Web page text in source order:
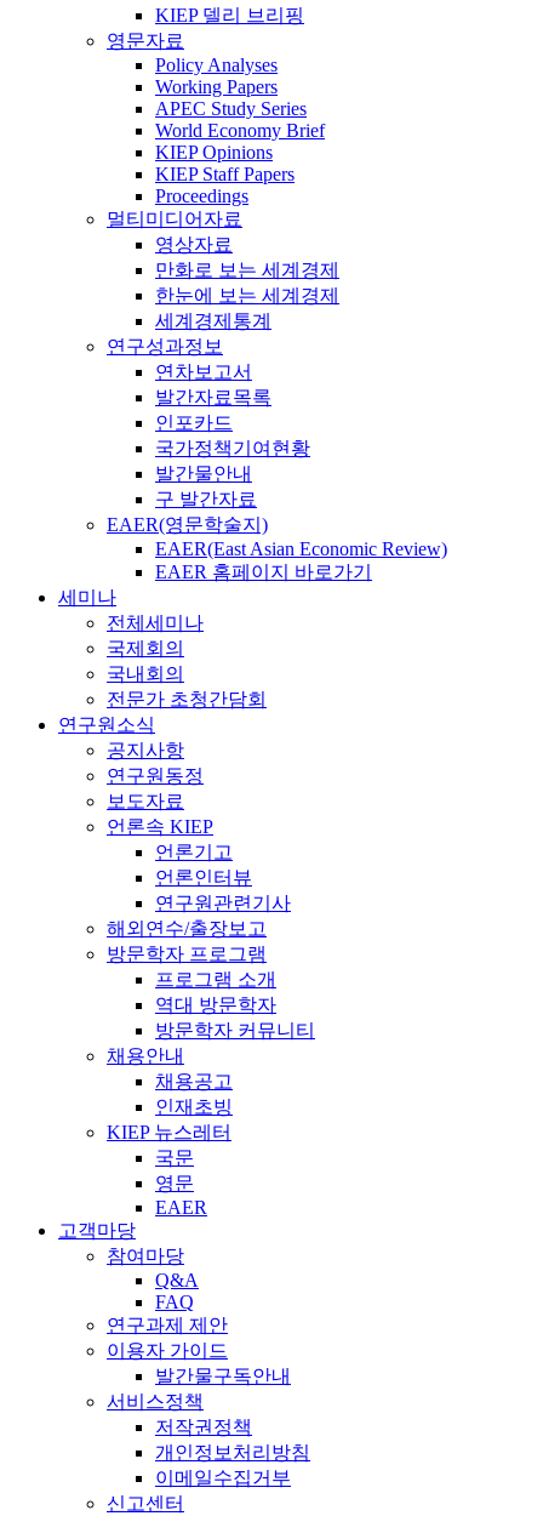
KIEP 델리 브리핑
영문자료
Policy Analyses
Working Papers
APEC Study Series
World Economy Brief
KIEP Opinions
KIEP Staff Papers
Proceedings
멀티미디어자료
영상자료
만화로 보는 세계경제
한눈에 보는 세계경제
세계경제통계
연구성과정보
연차보고서
발간자료목록
인포카드
국가정책기여현황
발간물안내
구 발간자료
EAER(영문학술지)
EAER(East Asian Economic Review)
EAER 홈페이지 바로가기
세미나
전체세미나
국제회의
국내회의
전문가 초청간담회
연구원소식
공지사항
연구원동정
보도자료
언론속 KIEP
언론기고
언론인터뷰
연구원관련기사
해외연수/출장보고
방문학자 프로그램
프로그램 소개
역대 방문학자
방문학자 커뮤니티
채용안내
채용공고
인재초빙
KIEP 뉴스레터
국문
영문
EAER
고객마당
참여마당
Q&A
FAQ
연구과제 제안
이용자 가이드
발간물구독안내
서비스정책
저작권정책
개인정보처리방침
이메일수집거부
신고센터